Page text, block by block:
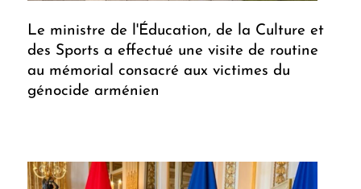
Le ministre de l'Éducation, de la Culture et
des Sports a effectué une visite de routine
au mémorial consacré aux victimes du
génocide arménien